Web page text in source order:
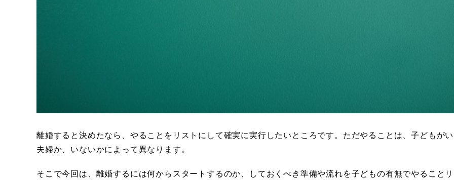
離婚すると決めたなら、やることをリストにして確実に実行したいところです。ただやることは、子どもがい
夫婦か、いないかによって異なります。
そこで今回は、離婚するには何からスタートするのか、しておくべき準備や流れを子どもの有無でやることリ